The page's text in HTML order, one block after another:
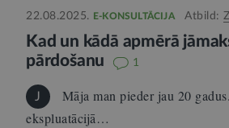
22.08.2025. E-KONSULTĀCIJA Atbild:
Kad un kādā apmērā
pārdošanu
1
J
Māja man pieder jau 20
ekspluatācijā…